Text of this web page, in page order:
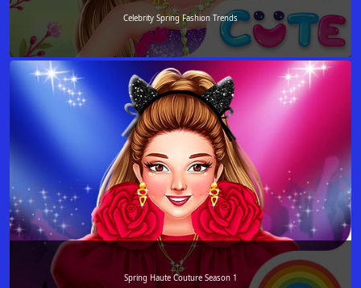
Celebrity Spring Fashion Trends
Spring Haute Couture Season 1